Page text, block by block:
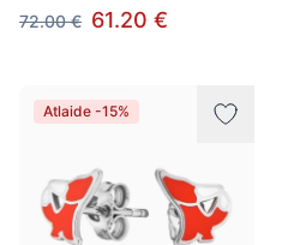
72.00 € 61.20 €
Atlaide -15%